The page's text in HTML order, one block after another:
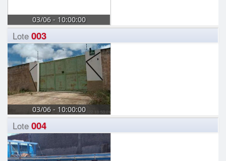
03/06 - 10:00:00
Lote 003
03/06 - 10:00:00
Lote 004